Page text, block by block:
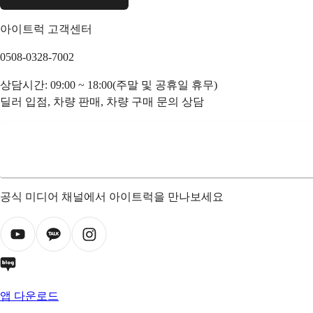
아이트럭 고객센터
0508-0328-7002
상담시간: 09:00 ~ 18:00(주말 및 공휴일 휴무)
딜러 입점, 차량 판매, 차량 구매 문의 상담
공식 미디어 채널에서 아이트럭을 만나보세요
앱 다운로드